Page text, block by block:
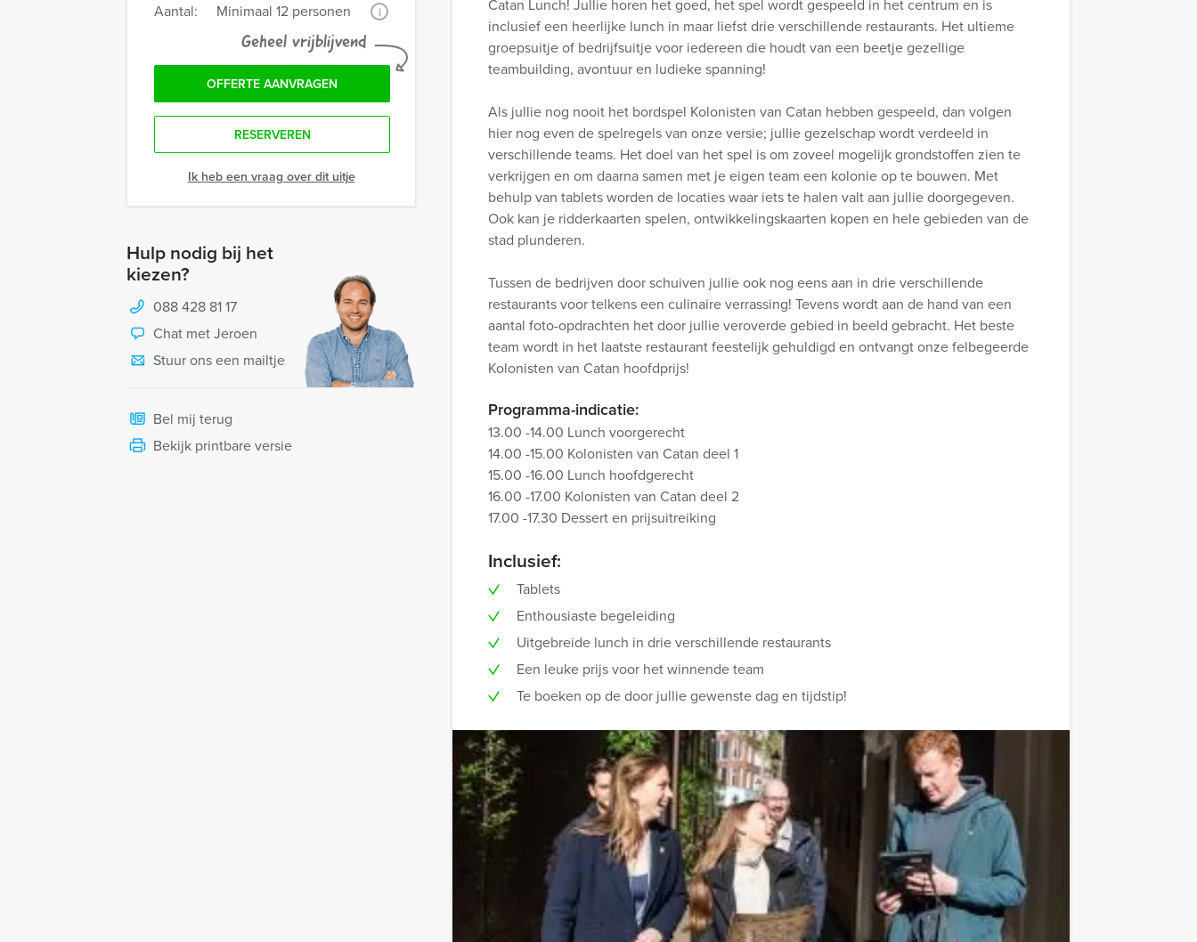
Aantal:
Minimaal 12 personen i
Geheel vrijblijvend
OFFERTE AANVRAGEN
RESERVEREN
Ik heb een vraag over dit uitje
Hulp nodig bij het
kiezen?
088 428 81 17
Chat met Jeroen
Stuur ons een mailtje
Bel mij terug
Bekijk printbare versie
Catan Lunch! Jullie horen het goed, het spel wordt gespeeld in het centrum en is
inclusief een heerlijke lunch in maar liefst drie verschillende restaurants. Het ultieme
groepsuitje of bedrijfsuitje voor iedereen die houdt van een beetje gezellige
teambuilding, avontuur en ludieke spanning!
Als jullie nog nooit het bordspel Kolonisten van Catan hebben gespeeld, dan volgen
hier nog even de spelregels van onze versie; jullie gezelschap wordt verdeeld in
verschillende teams. Het doel van het spel is om zoveel mogelijk grondstoffen zien te
verkrijgen en om daarna samen met je eigen team een kolonie op te bouwen. Met
behulp van tablets worden de locaties waar iets te halen valt aan jullie doorgegeven.
Ook kan je ridderkaarten spelen, ontwikkelingskaarten kopen en hele gebieden van de
stad plunderen.
Tussen de bedrijven door schuiven jullie ook nog eens aan in drie verschillende
restaurants voor telkens een culinaire verrassing! Tevens wordt aan de hand van een
aantal foto-opdrachten het door jullie veroverde gebied in beeld gebracht. Het beste
team wordt in het laatste restaurant feestelijk gehuldigd en ontvangt onze felbegeerde
Kolonisten van Catan hoofdprijs!
Programma-indicatie:
13.00 -14.00 Lunch voorgerecht
14.00 -15.00 Kolonisten van Catan deel 1
15.00 -16.00 Lunch hoofdgerecht
16.00 -17.00 Kolonisten van Catan deel 2
17.00 -17.30 Dessert en prijsuitreiking
Inclusief:
Tablets
Enthousiaste begeleiding
Uitgebreide lunch in drie verschillende restaurants
Een leuke prijs voor het winnende team
Te boeken op de door jullie gewenste dag en tijdstip!